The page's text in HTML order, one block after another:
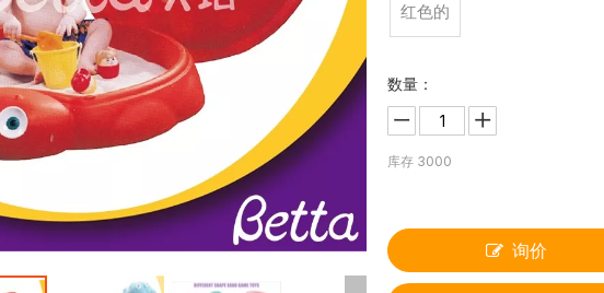
红色的
数量：
库存 3000
询价